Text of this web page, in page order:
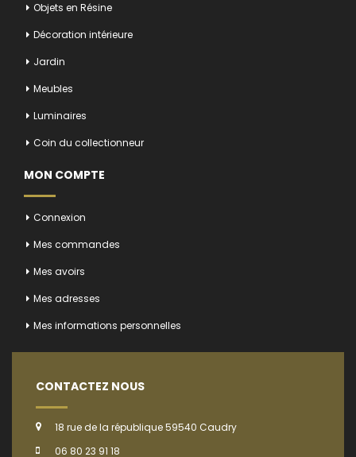
Objets en Résine
Décoration intérieure
Jardin
Meubles
Luminaires
Coin du collectionneur
MON COMPTE
Connexion
Mes commandes
Mes avoirs
Mes adresses
Mes informations personnelles
CONTACTEZ NOUS
18 rue de la république 59540 Caudry
06 80 23 91 18